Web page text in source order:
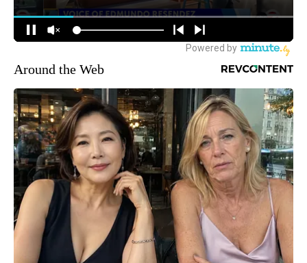
Around the Web